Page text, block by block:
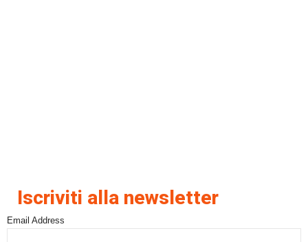
Iscriviti alla newsletter
Email Address